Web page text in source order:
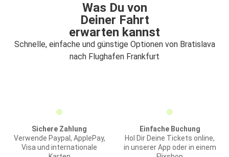
Was Du von
Deiner Fahrt
erwarten kannst
Schnelle, einfache und günstige Optionen von Bratislava
nach Flughafen Frankfurt
Sichere Zahlung
Verwende Paypal, ApplePay,
Visa und internationale
Einfache Buchung
Hol Dir Deine Tickets online,
in unserer App oder in einem